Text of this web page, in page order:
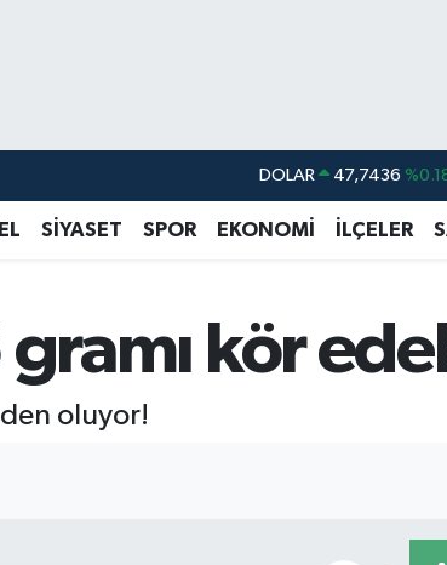
DOLAR 47,7436
EURO 55,2510
BİST100 13.779 %-
SİYASET SPOR EKONOMİ İLÇELER
kör
oluyor!